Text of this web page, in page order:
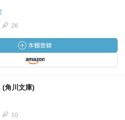
26
(角川文庫)
10